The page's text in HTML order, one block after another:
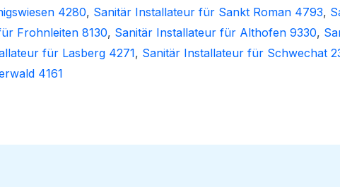
4280, Sanitär Installateur für Sankt Roman 4793,
Frohnleiten 8130, Sanitär Installateur für Althofen 9330,
für Lasberg 4271, Sanitär Installateur für Schwechat
4161